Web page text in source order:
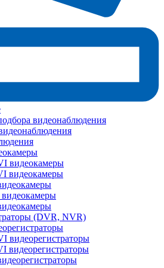
видеонаблюдения
видеокамеры
видеокамеры
(DVR, NVR)
видеорегистраторы
видеорегистраторы